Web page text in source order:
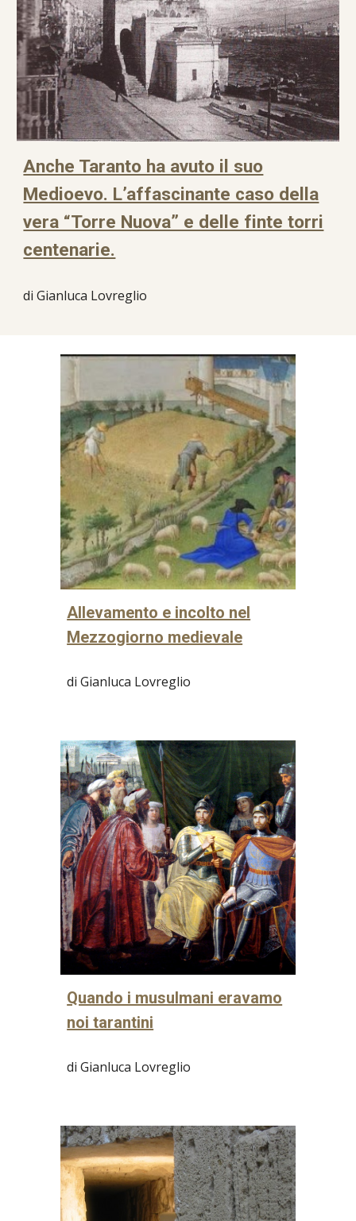
Anche Taranto ha avuto il suo
Medioevo. L’affascinante caso della
vera “Torre Nuova” e delle finte torri
centenarie.
di Gianluca Lovreglio
Allevamento e incolto nel
Mezzogiorno medievale
di Gianluca Lovreglio
Quando i musulmani eravamo
noi tarantini
di Gianluca Lovreglio